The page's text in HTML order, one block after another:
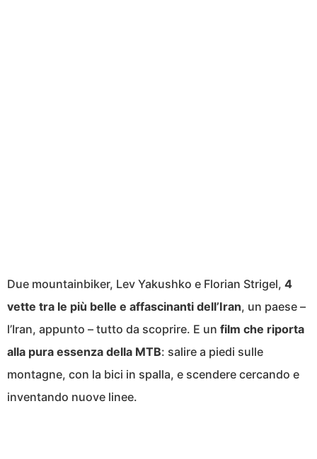
Due mountainbiker, Lev Yakushko e Florian Strigel, 4
vette tra le più belle e affascinanti dell’Iran, un paese –
l’Iran, appunto – tutto da scoprire. E un film che riporta
alla pura essenza della MTB: salire a piedi sulle
montagne, con la bici in spalla, e scendere cercando e
inventando nuove linee.